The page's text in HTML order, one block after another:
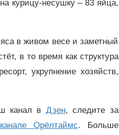
курицу‑несушку – 83 яйца,
в живом весе и заметный
в то время как структура
укрупнение хозяйств,
канал в Дзен, следите за
Орёлтаймс. Больше